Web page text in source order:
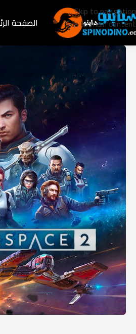
Skip to navigation
Skip to main content
الصفحة